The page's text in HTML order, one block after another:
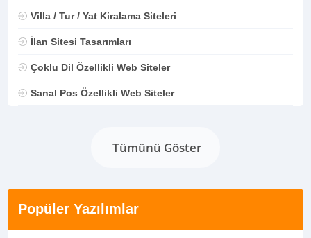
Villa / Tur / Yat Kiralama Siteleri
İlan Sitesi Tasarımları
Çoklu Dil Özellikli Web Siteler
Sanal Pos Özellikli Web Siteler
Tümünü Göster
Popüler Yazılımlar